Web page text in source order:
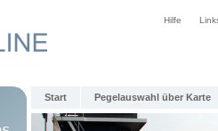
Hilfe
Start Pegelauswahl über Karte